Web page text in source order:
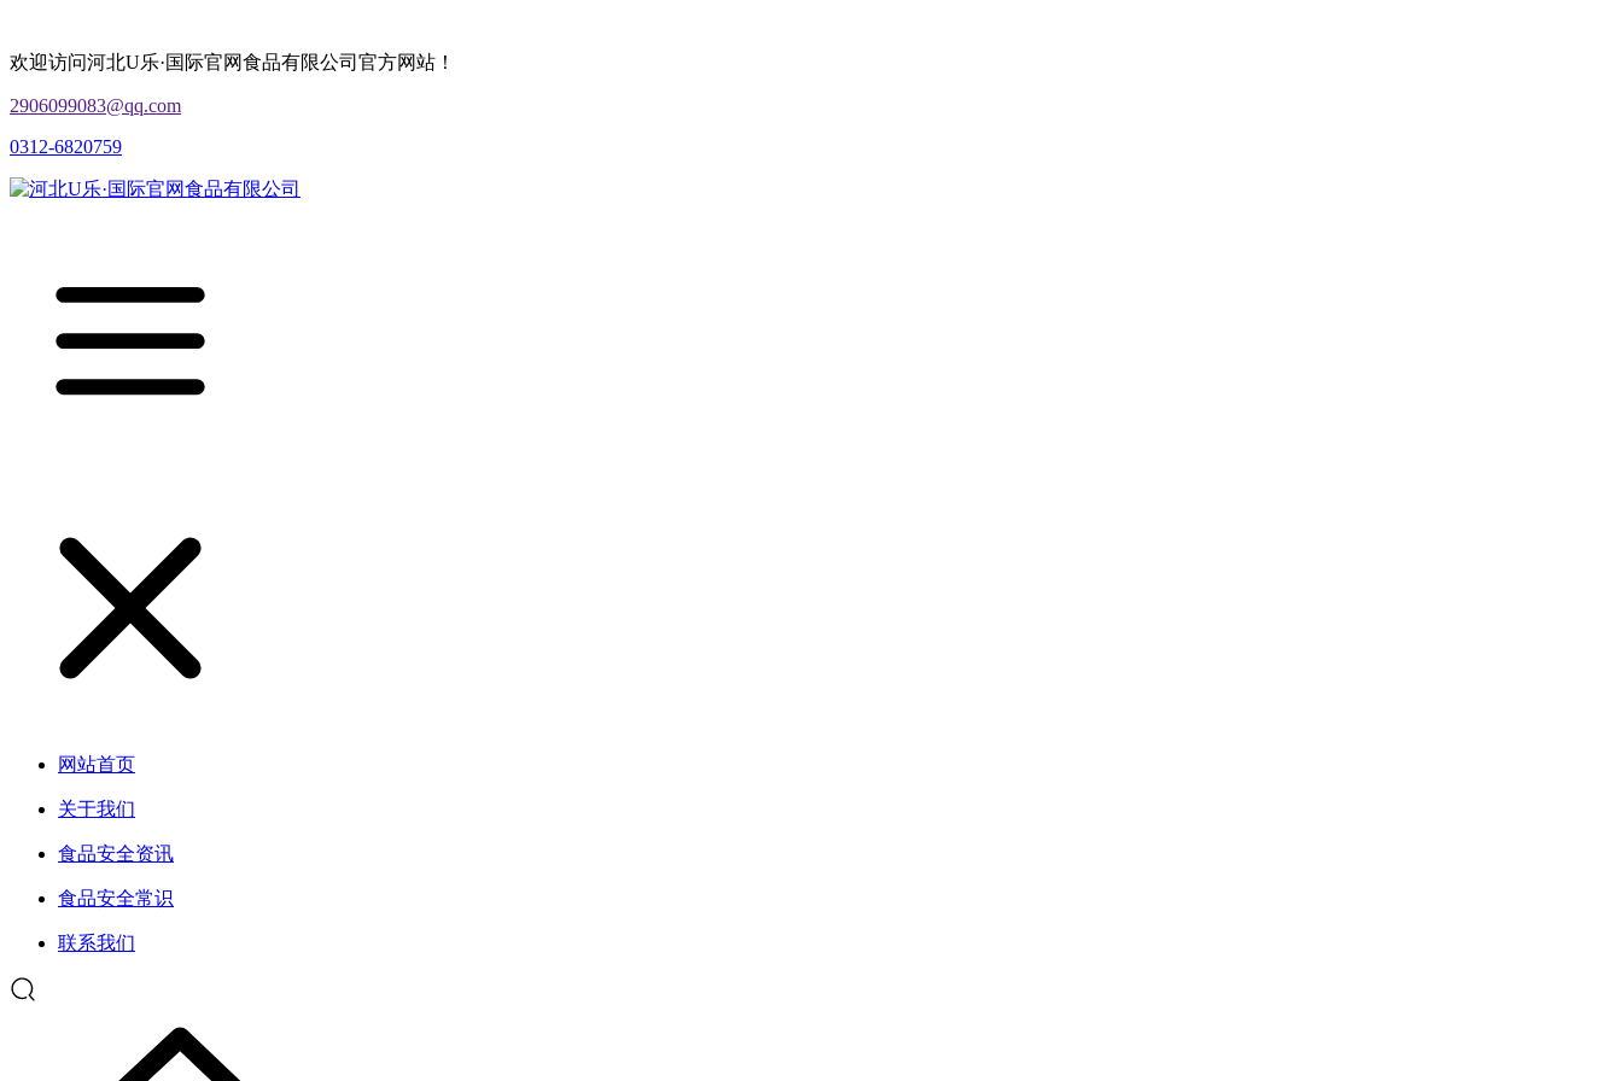
欢迎访问河北U乐·国际官网食品有限公司官方网站！
2906099083@qq.com
0312-6820759
网站首页
关于我们
食品安全资讯
食品安全常识
联系我们